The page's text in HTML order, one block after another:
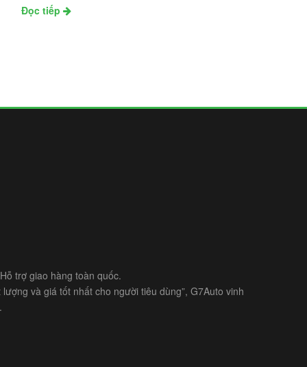
Đọc tiếp
trợ giao hàng toàn quốc.
và giá tốt nhất cho người tiêu dùng”, G7Auto vinh